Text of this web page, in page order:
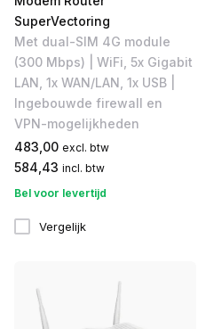
SuperVectoring
Met dual-SIM 4G module
(300 Mbps) | WiFi, ​5x Gigabit
LAN, 1x WAN/LAN, 1x USB |
Ingebouwde firewall en
VPN-mogelijkheden
483,00 excl. btw
584,43 incl. btw
Bel voor levertijd
Vergelijk